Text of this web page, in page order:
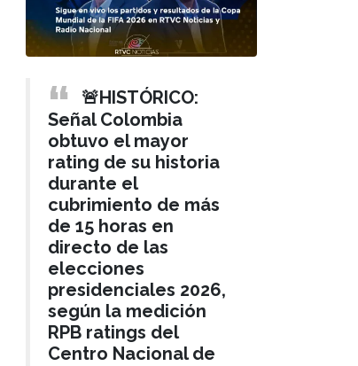
🚨HISTÓRICO:
Señal Colombia
obtuvo el mayor
rating de su historia
durante el
cubrimiento de más
de 15 horas en
directo de las
elecciones
presidenciales 2026,
según la medición
RPB ratings del
Centro Nacional de